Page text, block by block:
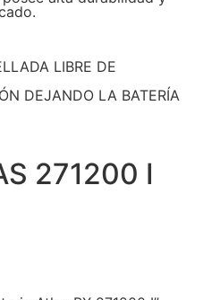
LIBRE DE
DEJANDO LA BATERÍA
271200 I